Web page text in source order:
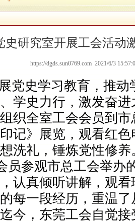
史研究室开展工会活动
https://dgds.sun0769.com 2021/6/3
史学习教育，推动
学史力行，激发奋进
织全室工会会员到
记》展览，观看红
洗礼，锤炼党性修养
参观市总工会举办
认真倾听讲解，观
每一段经历，重温了
今，东莞工会自觉